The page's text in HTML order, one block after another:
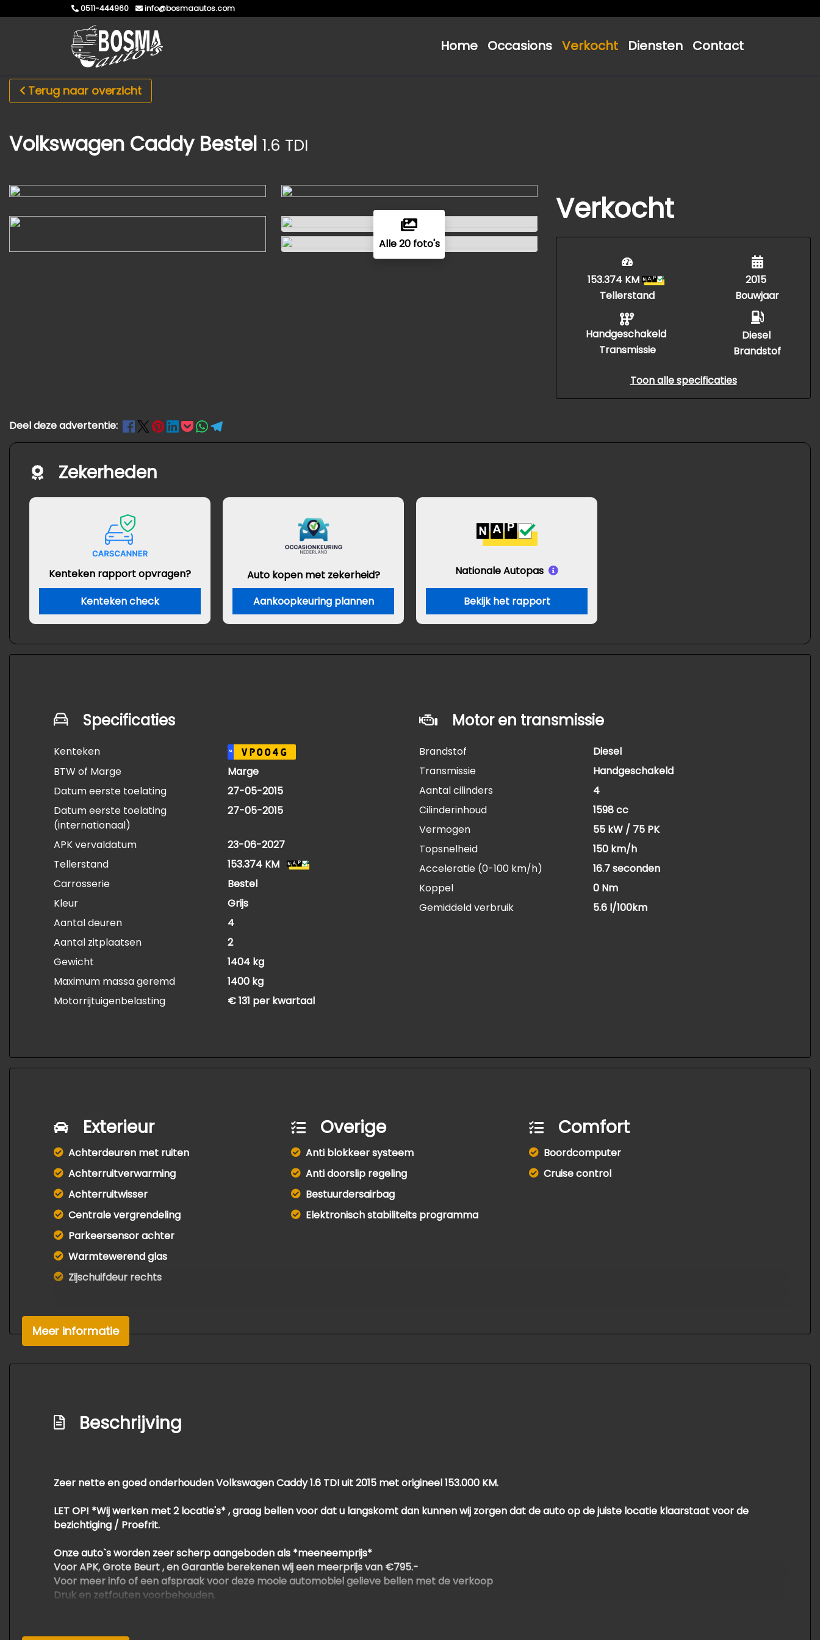
0511-444960 info@bosmaautos.com
Home Occasions Verkocht Diensten Contact
Terug naar overzicht
Volkswagen Caddy Bestel 1.6 TDI
Alle 20 foto's
Verkocht
153.374 KM
Tellerstand
Handgeschakeld
Transmissie
2015
Bouwjaar
Diesel
Brandstof
Toon alle specificaties
Deel deze advertentie:
Zekerheden
Kenteken rapport opvragen?
Kenteken check
Auto kopen met zekerheid?
Aankoopkeuring plannen
Nationale Autopas
Bekijk het rapport
Specificaties
Kenteken NL VP004G
BTW of Marge
Marge
Datum eerste toelating
27-05-2015
Datum eerste toelating
(internationaal)
27-05-2015
APK vervaldatum
23-06-2027
Tellerstand
153.374 KM
Carrosserie
Bestel
Kleur
Grijs
Aantal deuren
4
Aantal zitplaatsen
2
Gewicht
1404 kg
Maximum massa geremd
1400 kg
Motorrijtuigenbelasting
€ 131 per kwartaal
Motor en transmissie
Brandstof
Diesel
Transmissie
Handgeschakeld
Aantal cilinders
4
Cilinderinhoud
1598 cc
Vermogen
55 kW / 75 PK
Topsnelheid
150 km/h
Acceleratie (0-100 km/h)
16.7 seconden
Koppel
0 Nm
Gemiddeld verbruik
5.6 l/100km
Exterieur
Achterdeuren met ruiten
Achterruitverwarming
Achterruitwisser
Centrale vergrendeling
Parkeersensor achter
Warmtewerend glas
Zijschuifdeur rechts
Overige
Anti blokkeer systeem
Anti doorslip regeling
Bestuurdersairbag
Elektronisch stabiliteits programma
Comfort
Boordcomputer
Cruise control
Meer informatie
Beschrijving
Zeer nette en goed onderhouden Volkswagen Caddy 1.6 TDI uit 2015 met origineel 153.000 KM.
LET OP! *Wij werken met 2 locatie's* , graag bellen voor dat u langskomt dan kunnen wij zorgen dat de auto op de juiste locatie klaarstaat voor de
bezichtiging / Proefrit.
Onze auto`s worden zeer scherp aangeboden als *meeneemprijs*
Voor APK, Grote Beurt , en Garantie berekenen wij een meerprijs van €795.-
Voor meer info of een afspraak voor deze mooie automobiel gelieve bellen met de verkoop
Druk en zetfouten voorbehouden.